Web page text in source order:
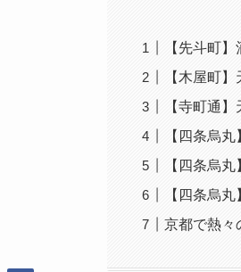
【先斗町
【木屋町】
【寺町通
【四条烏
【四条烏
【四条烏
京都で熱々